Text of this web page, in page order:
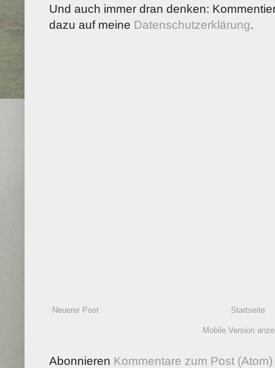
Und auch immer dran denken:
dazu auf meine Datenschutzerklärung.
Neuerer Post Startseite
Mobile Version
Abonnieren Kommentare zum Post (Atom)